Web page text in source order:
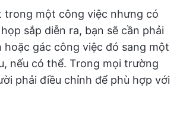
trong một công việc nhưng có
sắp diễn ra, bạn sẽ cần phải
hoặc gác công việc đó sang một
nếu có thể. Trong mọi trường
phải điều chỉnh để phù hợp với